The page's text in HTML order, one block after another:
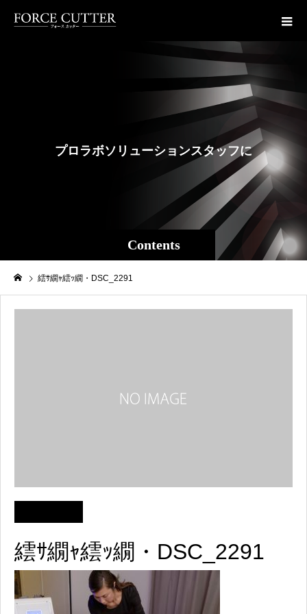
Contents
ロラ ボソリ ュ ーショ ン スタッフ による
繧ｻ繝ｬ繧ｯ繝・DSC_2291
繧ｻ繝ｬ繧ｯ繝・DSC_2291